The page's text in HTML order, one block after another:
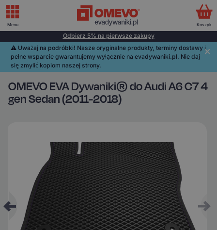
Odbierz 5% na pierwsze zakupy
⚠️️ Uważaj na podróbki! Nasze oryginalne produkty, terminy dostawy i
pełne wsparcie gwarantujemy wyłącznie na evadywaniki.pl. Nie daj
się zmylić kopiom naszej strony.
OMEVO EVA Dywaniki® do Audi A6 C7 4
gen Sedan (2011-2018)
Menu Koszyk